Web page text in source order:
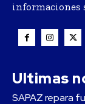
informaciones
Ultimas
SAPAZ repara